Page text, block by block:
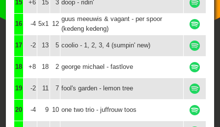
15 +6 15 3 doop - ridin'
16 -4 5x1 12
guus meeuwis & vagant - per spoor
(kedeng kedeng)
17 -2 13 5 coolio - 1, 2, 3, 4 (sumpin' new)
18 +8 18 2 george michael - fastlove
19 -2 11 7 fool's garden - lemon tree
20 -4 9 10 one two trio - juffrouw toos